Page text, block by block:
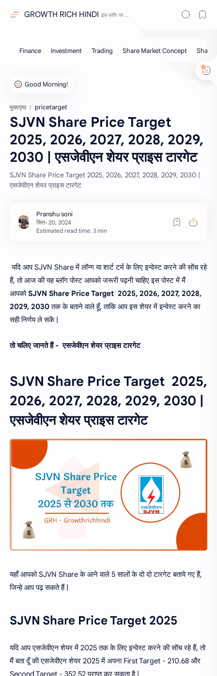
GROWTH RICH HINDI
मुख्यपृष्ठ pricetarget
SJVN Share Price Target
2025, 2026, 2027, 2028, 2029,
2030 | एसजेवीएन शेयर प्राइस टारगेट
SJVN Share Price Target 2025, 2026, 2027, 2028, 2029, 2030 |
एसजेवीएन शेयर प्राइस टारगेट
Estimated read time: 3 min
यदि आप SJVN Share में लॉन्ग या शार्ट टर्म के लिए इन्वेस्ट करने की सोंच रहे
हैं, तो आज की यह ब्लॉग पोस्ट आपको जरूरी पढ़नी चाहिए इस पोस्ट में मैं
आपकोSJVN Share Price Target 2025, 2026, 2027, 2028,
2029, 2030तक के बताने वाले हूँ, ताकि आप इस शेयर में इन्वेस्ट करने का
सही निर्णय ले सकें |
तो चलिए जानते हैं - एसजेवीएन शेयर प्राइस टारगेट
SJVN Share Price Target 2025,
2026, 2027, 2028, 2029, 2030 |
एसजेवीएन शेयर प्राइस टारगेट
यहाँ आपको SJVN Share के आने वाले 5 सालों के दो दो टारगेट बताये गए हैं,
जिन्हे आप पढ़ सकते हैं |
SJVN Share Price Target 2025
यदि आप एसजेवीएन शेयर में 2025 तक के लिए इन्वेस्ट करने की सोंच रहे हैं, तो
मैं बता दूँ की एसजेवीएन शेयर 2025 में अपना First Target - 210.68 और
Second Target - 352.52 प्राप्त कर सकता है |